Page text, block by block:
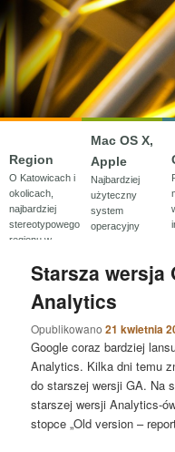
Region
O Katowicach i
okolicach,
najbardziej
stereotypowego
regionu w
Mac OS X,
Apple
Najbardziej
użyteczny
system
operacyjny
gadgetami.
Starsza wersja
Analytics
Opublikowano21 kwietnia
Google coraz bardziej
Analytics. Kilka dni temu
do starszej wersji GA. Na
starszej wersji Analytics-
stopce „Old version –